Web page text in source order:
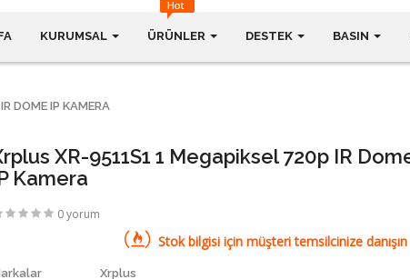
KURUMSAL ÜRÜNLER DESTEK BASIN
DOME IP KAMERA
XR-9511S1 1 Megapiksel 720p IR
Kamera
0 yorum
Stok bilgisi için müşteri temsilcinize danışın
Xrplus